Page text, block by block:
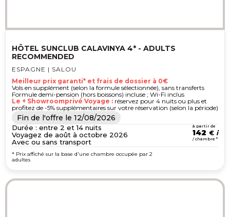
HÔTEL SUNCLUB CALAVINYA 4* - ADULTS
RECOMMENDED
ESPAGNE | SALOU
Meilleur prix garanti* et frais de dossier à 0€
Vols en supplément (selon la formule sélectionnée), sans transferts
Formule demi-pension (hors boissons) incluse ; Wi-Fi inclus
Le + Showroomprivé Voyage : réservez pour 4 nuits ou plus et
profitez de -5% supplémentaires sur votre réservation (selon la période)
Fin de l'offre le 12/08/2026
Durée : entre 2 et 14 nuits
Voyagez de août à octobre 2026
Avec ou sans transport
à partir de
142 €
/ chambre *
* Prix affiché sur la base d'une chambre occupée par 2
adultes